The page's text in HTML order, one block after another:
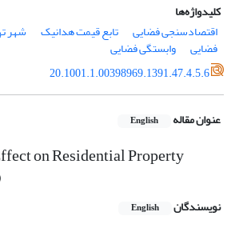
کلیدواژه‌ها
اقتصادسنجی فضایی
تابع قیمت هدانیک شهر
فضایی
وابستگی فضایی
20.1001.1.00398969.1391.47.4.5.6
عنوان مقاله English
on Residential Property
نویسندگان English